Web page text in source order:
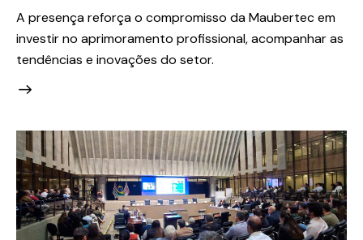
A presença reforça o compromisso da Maubertec em
investir no aprimoramento profissional, acompanhar as
tendências e inovações do setor.